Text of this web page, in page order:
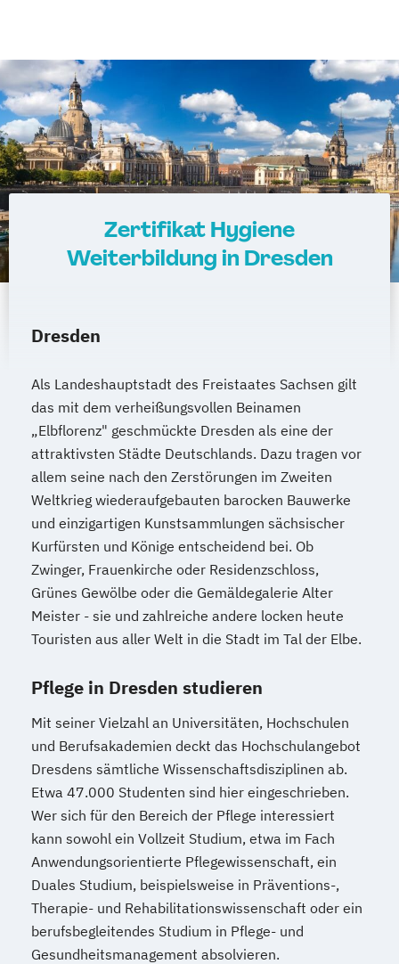
Zertifikat Hygiene
Weiterbildung in Dresden
Dresden
Als Landeshauptstadt des Freistaates Sachsen gilt
das mit dem verheißungsvollen Beinamen
„Elbflorenz" geschmückte Dresden als eine der
attraktivsten Städte Deutschlands. Dazu tragen vor
allem seine nach den Zerstörungen im Zweiten
Weltkrieg wiederaufgebauten barocken Bauwerke
und einzigartigen Kunstsammlungen sächsischer
Kurfürsten und Könige entscheidend bei. Ob
Zwinger, Frauenkirche oder Residenzschloss,
Grünes Gewölbe oder die Gemäldegalerie Alter
Meister - sie und zahlreiche andere locken heute
Touristen aus aller Welt in die Stadt im Tal der Elbe.
Pflege in Dresden studieren
Mit seiner Vielzahl an Universitäten, Hochschulen
und Berufsakademien deckt das Hochschulangebot
Dresdens sämtliche Wissenschaftsdisziplinen ab.
Etwa 47.000 Studenten sind hier eingeschrieben.
Wer sich für den Bereich der Pflege interessiert
kann sowohl ein Vollzeit Studium, etwa im Fach
Anwendungsorientierte Pflegewissenschaft, ein
Duales Studium, beispielsweise in Präventions-,
Therapie- und Rehabilitationswissenschaft oder ein
berufsbegleitendes Studium in Pflege- und
Gesundheitsmanagement absolvieren.